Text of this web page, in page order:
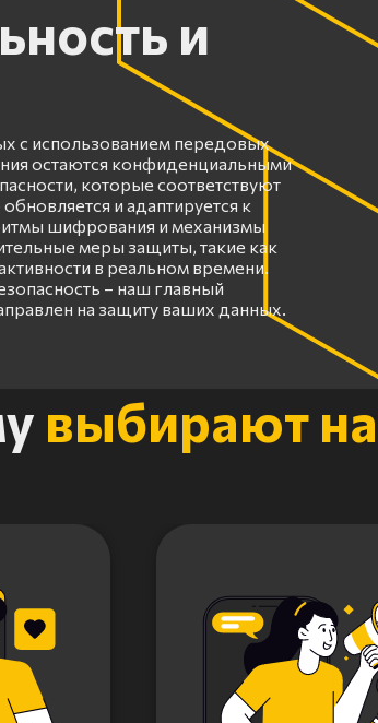
и
с использованием передовых
остаются конфиденциальными
которые соответствуют
и адаптируется к
шифрования и механизмы
меры защиты, такие как
в реальном времени.
– наш главный
на защиту ваших данных.
выбирают